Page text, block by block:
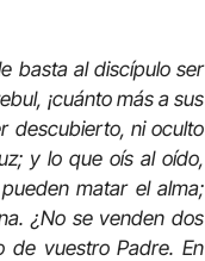
basta al discípulo ser
¡cuánto más a sus
descubierto, ni oculto
y lo que oís al oído,
matar el alma;
¿No se venden dos
de vuestro Padre. En